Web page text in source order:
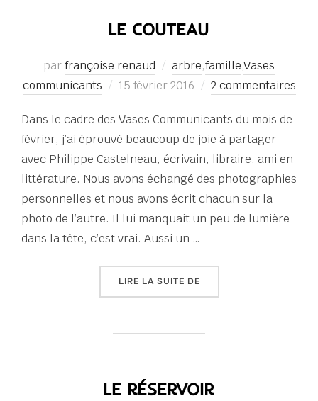
LE COUTEAU
parfrançoise renaud arbre,famille,Vases
communicants
Publié
15 février 2016 2 commentaires
Dans le cadre des Vases Communicants du mois de
février, j’ai éprouvé beaucoup de joie à partager
avec Philippe Castelneau, écrivain, libraire, ami en
littérature. Nous avons échangé des photographies
personnelles et nous avons écrit chacun sur la
photo de l’autre. Il lui manquait un peu de lumière
dans la tête, c’est vrai. Aussi un …
LIRE LA SUITE DE« LE COUTEAU »
LE RÉSERVOIR